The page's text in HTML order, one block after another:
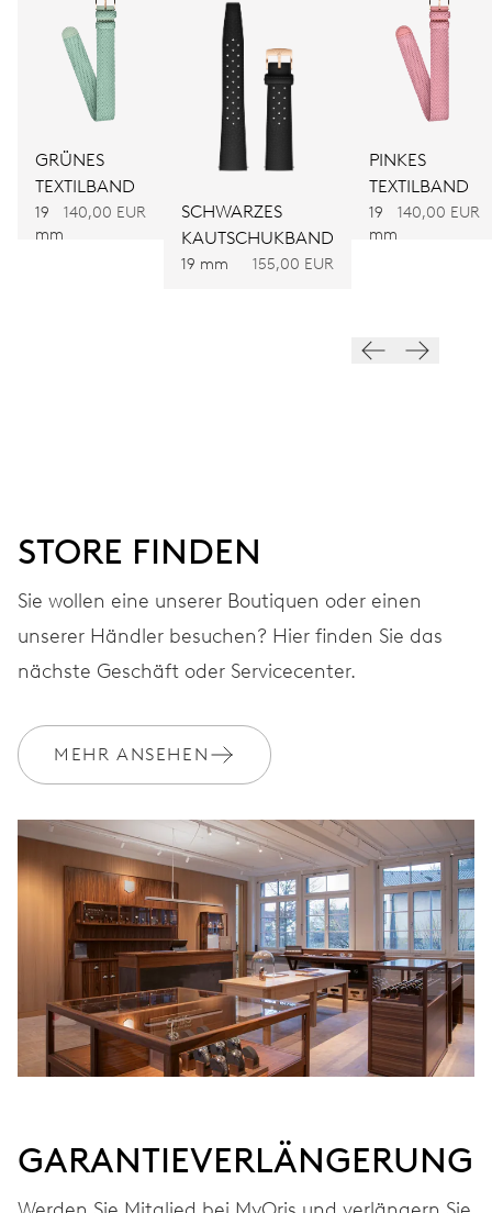
ABMESSUNGEN
Ø 25.60 mm, 11 1/2’’’
Automatischer Aufzug
FREQUENZ
GARANTIE 2 Jahre
Werden Sie Mitglied bei MyOris und verlängern Sie Ihre Garantie
kostenlos auf 3 Jahre
GRÜNES
TEXTILBAND
19
mm
140,00 EUR
SCHWARZES
KAUTSCHUKBAND
19 mm 155,00 EUR
PINKES
TEXTILBAND
19
mm
140,00 EUR
STORE FINDEN
Sie wollen eine unserer Boutiquen oder einen
unserer Händler besuchen? Hier finden Sie das
nächste Geschäft oder Servicecenter.
MEHR ANSEHEN
GARANTIEVERLÄNGERUNG